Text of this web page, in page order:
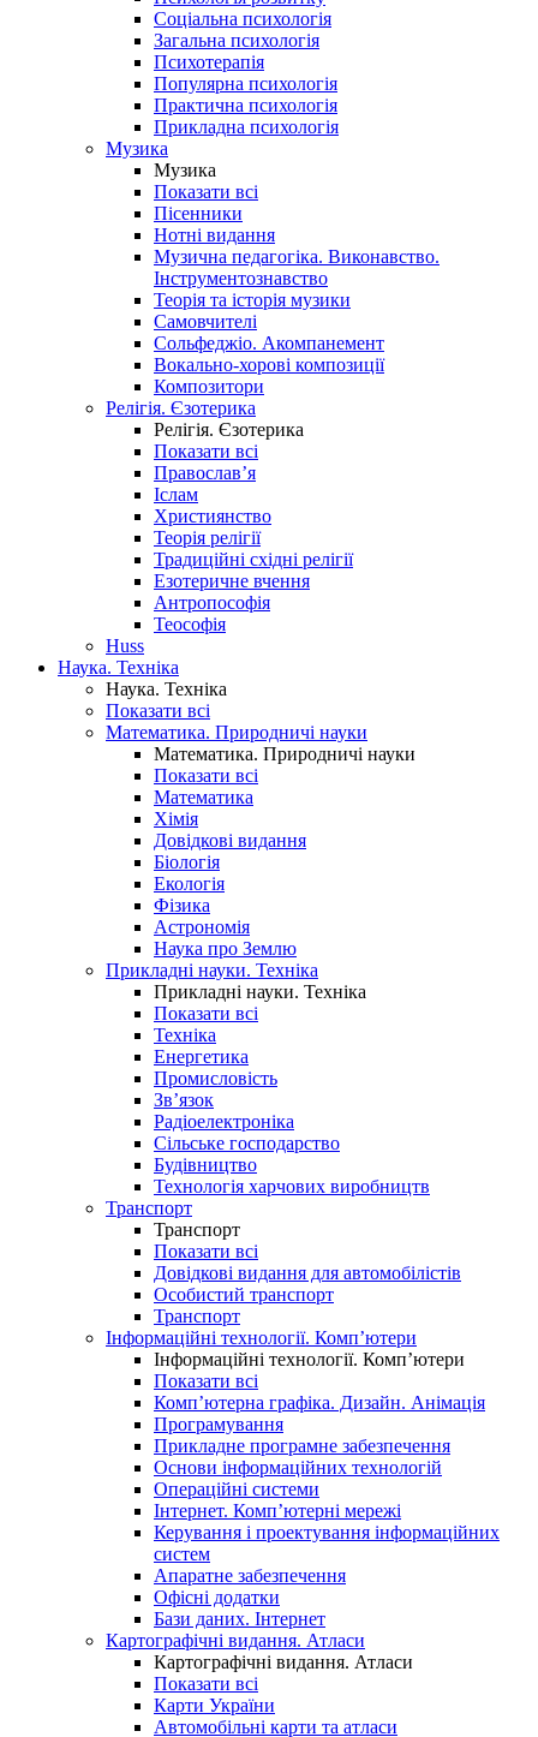
Соціальна психологія
Загальна психологія
Психотерапія
Популярна психологія
Практична психологія
Прикладна психологія
Музика
Музика
Показати всі
Пісенники
Нотні видання
Музична педагогіка. Виконавство.
Інструментознавство
Теорія та історія музики
Самовчителі
Сольфеджіо. Акомпанемент
Вокально-хорові композиції
Композитори
Релігія. Єзотерика
Релігія. Єзотерика
Показати всі
Православ’я
Іслам
Християнство
Теорія релігії
Традиційні східні релігії
Езотеричне вчення
Антропософія
Теософія
Huss
Наука. Техніка
Наука. Техніка
Показати всі
Математика. Природничі науки
Математика. Природничі науки
Показати всі
Математика
Хімія
Довідкові видання
Біологія
Екологія
Фізика
Астрономія
Наука про Землю
Прикладні науки. Техніка
Прикладні науки. Техніка
Показати всі
Техніка
Енергетика
Промисловість
Зв’язок
Радіоелектроніка
Сільське господарство
Будівництво
Технологія харчових виробництв
Транспорт
Транспорт
Показати всі
Довідкові видання для автомобілістів
Особистий транспорт
Транспорт
Інформаційні технології. Комп’ютери
Інформаційні технології. Комп’ютери
Показати всі
Комп’ютерна графіка. Дизайн. Анімація
Програмування
Прикладне програмне забезпечення
Основи інформаційних технологій
Операційні системи
Інтернет. Комп’ютерні мережі
Керування і проектування інформаційних
систем
Апаратне забезпечення
Офісні додатки
Бази даних. Інтернет
Картографічні видання. Атласи
Картографічні видання. Атласи
Показати всі
Карти України
Автомобільні карти та атласи